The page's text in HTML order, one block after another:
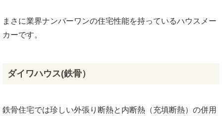
まさに業界ナンバーワンの住宅性能を持っているハウスメー
カーです。
ダイワハウス(鉄骨）
鉄骨住宅では珍しい外張り断熱と内断熱（充填断熱）の併用